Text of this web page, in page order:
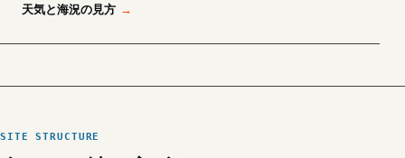
天気と海況の見方
SITE STRUCTURE